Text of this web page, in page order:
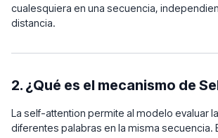
cualesquiera en una secuencia,
distancia.
2. ¿Qué es el mecanismo de
La self-attention permite al modelo evaluar
diferentes palabras en la misma secuencia.